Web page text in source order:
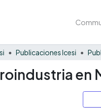
Publicaciones Icesi